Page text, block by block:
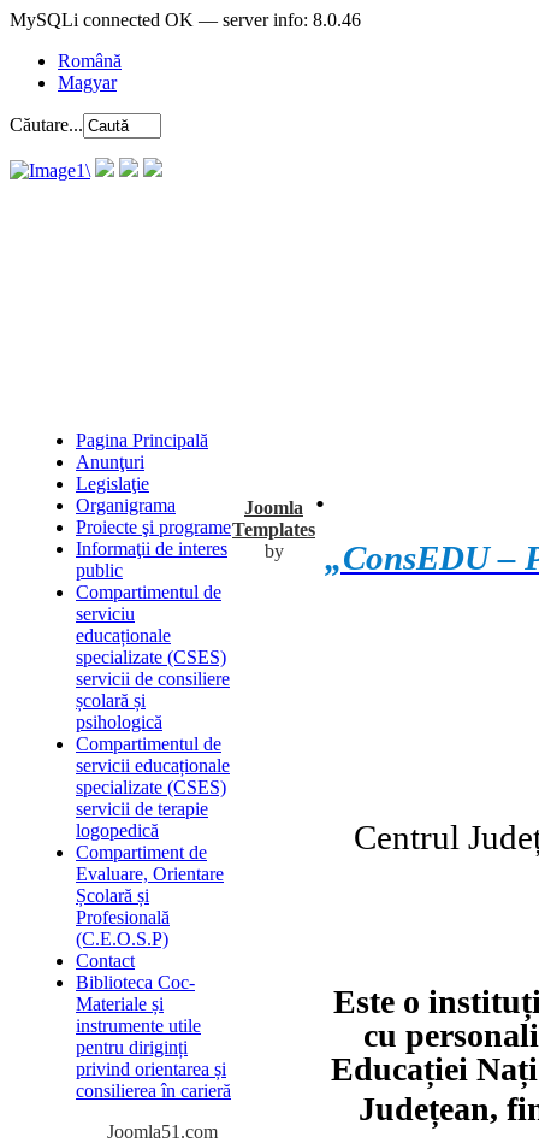
MySQLi connected OK — server info: 8.0.46
Română
Magyar
Căutare...
Pagina Principală
Anunţuri
Legislaţie
Organigrama
Proiecte şi programe
Informaţii de interes
public
Compartimentul de
serviciu
educaționale
specializate (CSES)
servicii de consiliere
școlară și
psihologică
Compartimentul de
servicii educaționale
specializate (CSES)
servicii de terapie
logopedică
Compartiment de
Evaluare, Orientare
Școlară și
Profesională
(C.E.O.S.P)
Contact
Biblioteca Coc-
Materiale și
instrumente utile
pentru diriginți
privind orientarea și
consilierea în carieră
.
„ConsEDU –
Centrul
Este o institu
cu
Educației
Județean,
Joomla
Templates
by
Joomla51.com